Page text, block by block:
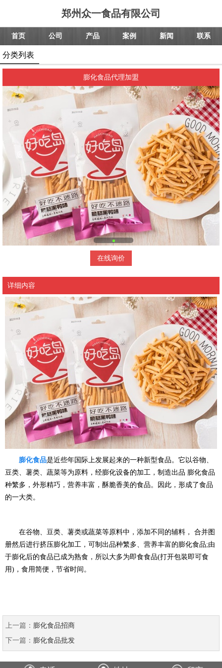
郑州众一食品有限公司
首页 公司 产品 案例 新闻 联系
分类列表
膨化食品代理加盟
在线询价
详细内容
膨化食品是近些年国际上发展起来的一种新型食品。它以谷物、
豆类、薯类、蔬菜等为原料，经膨化设备的加工，制造出品 膨化食品
种繁多，外形精巧，营养丰富，酥脆香美的食品。因此，形成了食品
的一大类。
在谷物、豆类、薯类或蔬菜等原料中，添加不同的辅料， 合并图
册然后进行挤压膨化加工，可制出品种繁多、营养丰富的膨化食品;由
于膨化后的食品已成为熟食，所以大多为即食食品(打开包装即可食
用)，食用简便，节省时间。
上一篇： 膨化食品招商
下一篇： 膨化食品批发